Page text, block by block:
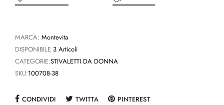
MARCA: Montevita
DISPONIBILE 3 Articoli
CATEGORIE:STIVALETTI DA DONNA
SKU:100708-38
CONDIVIDI TWITTA PINTEREST